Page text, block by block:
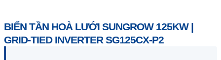
BIẾN TẦN HOÀ LƯỚI SUNGROW 125KW |
GRID-TIED INVERTER SG125CX-P2